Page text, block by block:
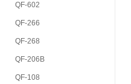
QF-602
QF-266
QF-268
QF-206B
QF-108